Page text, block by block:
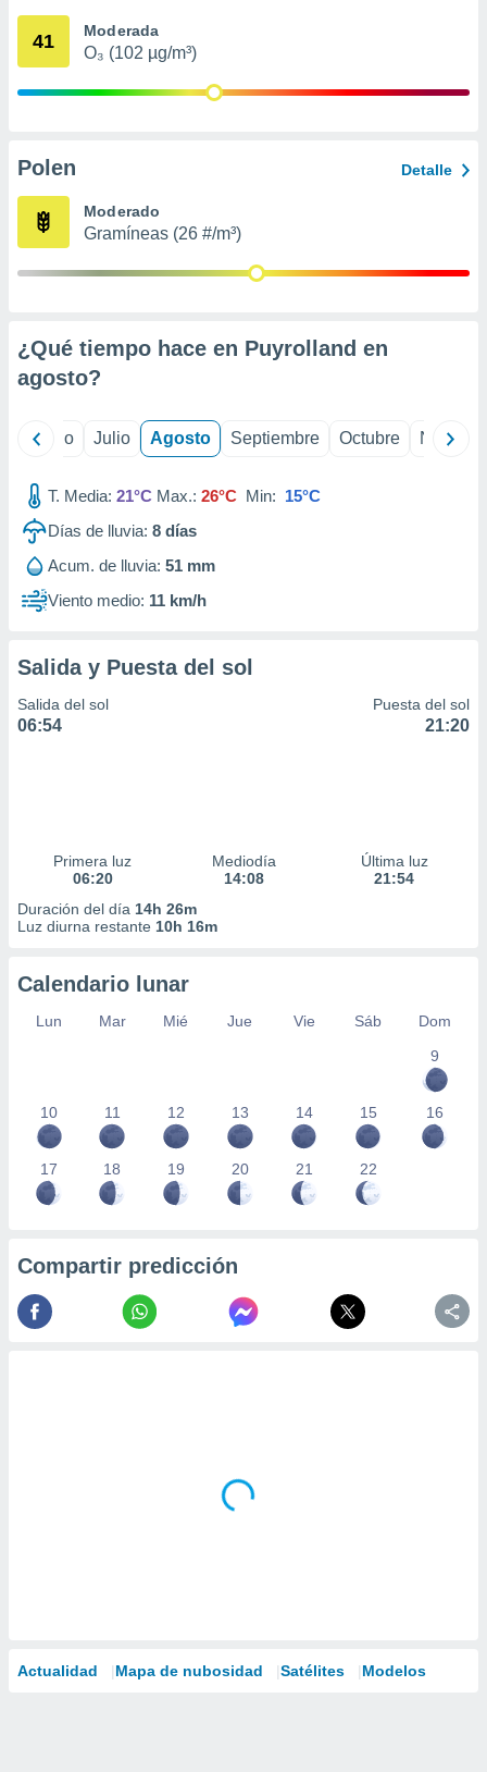
mediante
publicidad
de
41 Moderada
O₃ (102 µg/m³)
Polen Detalle
Moderado
Gramíneas (26 #/m³)
¿Qué tiempo hace en Puyrolland en
agosto?
Junio Julio Agosto Septiembre Octubre
T. Media: 21°C Max.: 26°C Min: 15°C
Días de lluvia: 8 días
Acum. de lluvia: 51 mm
Viento medio: 11 km/h
Salida y Puesta del sol
Salida del sol
06:54
Puesta del sol
21:20
Primera luz
06:20
Mediodía
14:08
Última luz
21:54
Duración del día 14h 26m
Luz diurna restante 10h 16m
Calendario lunar
Lun Mar Mié Jue Vie Sáb
Dom
9
10 11 12 13 14 15 16
17 18 19 20 21 22
Compartir predicción
Actualidad Mapa de nubosidad Satélites Modelos